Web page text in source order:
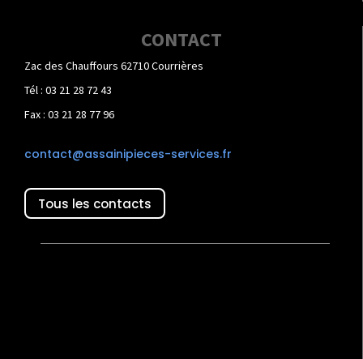
CONTACT
Zac des Chauffours 62710 Courrières
Tél : 03 21 28 72 43
Fax : 03 21 28 77 96
contact@assainipieces-services.fr
Tous les contacts